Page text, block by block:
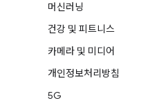
머신러닝
건강 및 피트니스
카메라 및 미디어
개인정보처리방침
5G